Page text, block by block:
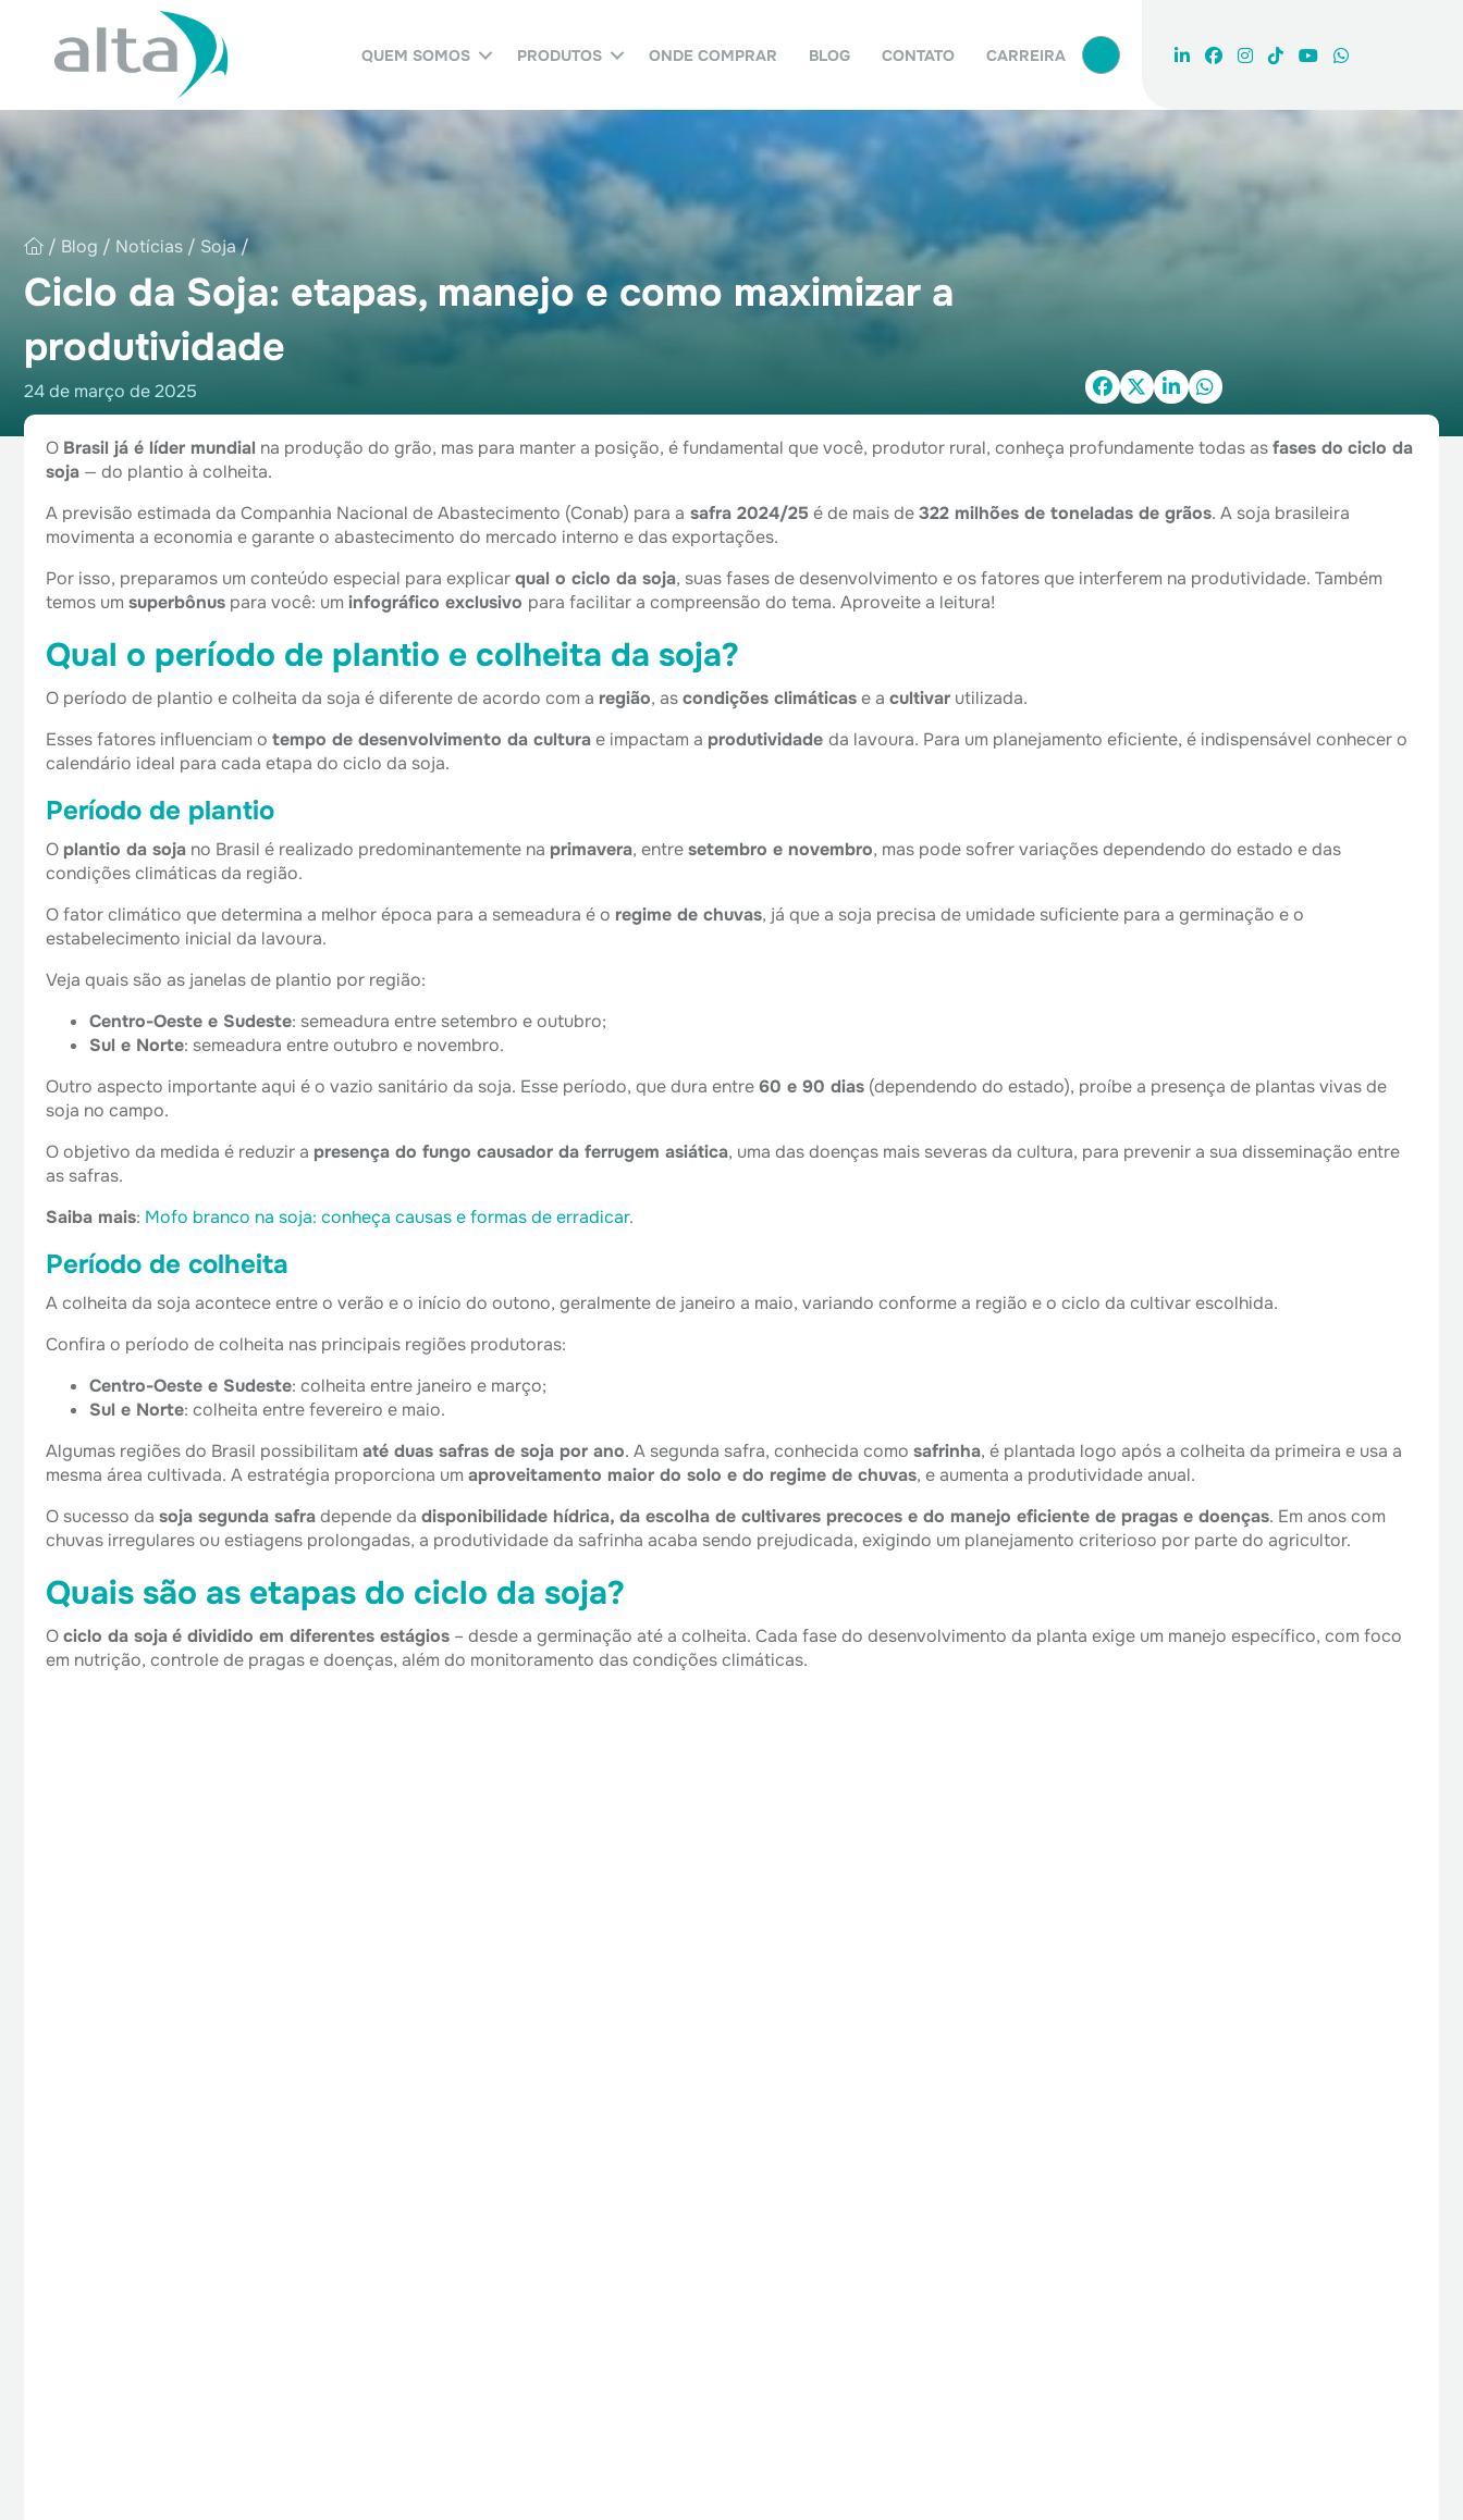
QUEM SOMOS PRODUTOS ONDE COMPRAR BLOG CONTATO CARREIRA PROCURAR
/ Blog / Notícias / Soja/
Ciclo da Soja: etapas, manejo e como maximizar a
produtividade
24 de março de 2025
O Brasil já é líder mundial na produção do grão, mas para manter a posição, é fundamental que você, produtor rural, conheça profundamente todas asfases do ciclo da
soja — do plantio à colheita.
A previsão estimada da Companhia Nacional de Abastecimento (Conab) para a safra 2024/25 é de mais de322 milhões de toneladas de grãos. A soja brasileira
movimenta a economia e garante o abastecimento do mercado interno e das exportações.
Por isso, preparamos um conteúdo especial para explicarqual o ciclo da soja, suas fases de desenvolvimento e os fatores que interferem na produtividade. Também
temos um superbônus para você: um infográfico exclusivo para facilitar a compreensão do tema. Aproveite a leitura!
Qual o período de plantio e colheita da soja?
O período de plantio e colheita da soja é diferente de acordo com a região, ascondições climáticase a cultivar utilizada.
Esses fatores influenciam o tempo de desenvolvimento da culturae impactam a produtividade da lavoura. Para um planejamento eficiente, é indispensável conhecer o
calendário ideal para cada etapa do ciclo da soja.
Período de plantio
O plantio da soja no Brasil é realizado predominantemente na primavera, entresetembro e novembro, mas pode sofrer variações dependendo do estado e das
condições climáticas da região.
O fator climático que determina a melhor época para a semeadura é o regime de chuvas, já que a soja precisa de umidade suficiente para a germinação e o
estabelecimento inicial da lavoura.
Veja quais são as janelas de plantio por região:
Centro-Oeste e Sudeste: semeadura entre setembro e outubro;
Sul e Norte: semeadura entre outubro e novembro.
Outro aspecto importante aqui é o vazio sanitário da soja. Esse período, que dura entre60 e 90 dias (dependendo do estado), proíbe a presença de plantas vivas de
soja no campo.
O objetivo da medida é reduzir a presença do fungo causador da ferrugem asiática, uma das doenças mais severas da cultura, para prevenir a sua disseminação entre
as safras.
Saiba mais: Mofo branco na soja: conheça causas e formas de erradicar.
Período de colheita
A colheita da soja acontece entre o verão e o início do outono, geralmente de janeiro a maio, variando conforme a região e o ciclo da cultivar escolhida.
Confira o período de colheita nas principais regiões produtoras:
Centro-Oeste e Sudeste: colheita entre janeiro e março;
Sul e Norte: colheita entre fevereiro e maio.
Algumas regiões do Brasil possibilitam até duas safras de soja por ano. A segunda safra, conhecida como safrinha, é plantada logo após a colheita da primeira e usa a
mesma área cultivada. A estratégia proporciona um aproveitamento maior do solo e do regime de chuvas, e aumenta a produtividade anual.
O sucesso da soja segunda safradepende da disponibilidade hídrica, da escolha de cultivares precoces e do manejo eficiente de pragas e doenças. Em anos com
chuvas irregulares ou estiagens prolongadas, a produtividade da safrinha acaba sendo prejudicada, exigindo um planejamento criterioso por parte do agricultor.
Quais são as etapas do ciclo da soja?
Ociclo da sojaé dividido em diferentes estágios – desde a germinação até a colheita. Cada fase do desenvolvimento da planta exige um manejo específico, com foco
em nutrição, controle de pragas e doenças, além do monitoramento das condições climáticas.